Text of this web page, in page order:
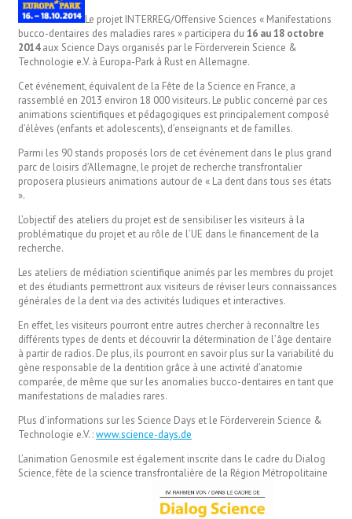
Le projet INTERREG/Offensive Sciences « Manifestations
bucco-dentaires des maladies rares » participera du 16 au 18 octobre
2014aux Science Days organisés par le Förderverein Science &
Technologie e.V. à Europa-Park à Rust en Allemagne.
Cet événement, équivalent de la Fête de la Science en France, a
rassemblé en 2013 environ 18 000 visiteurs. Le public concerné par ces
animations scientifiques et pédagogiques est principalement composé
d’élèves (enfants et adolescents), d’enseignants et de familles.
Parmi les 90 stands proposés lors de cet événement dans le plus grand
parc de loisirs d’Allemagne, le projet de recherche transfrontalier
proposera plusieurs animations autour de « La dent dans tous ses états
».
L’objectif des ateliers du projet est de sensibiliser les visiteurs à la
problématique du projet et au rôle de l’UE dans le financement de la
recherche.
Les ateliers de médiation scientifique animés par les membres du projet
et des étudiants permettront aux visiteurs de réviser leurs connaissances
générales de la dent via des activités ludiques et interactives.
En effet, les visiteurs pourront entre autres chercher à reconnaître les
différents types de dents et découvrir la détermination de l’âge dentaire
à partir de radios. De plus, ils pourront en savoir plus sur la variabilité du
gène responsable de la dentition grâce à une activité d’anatomie
comparée, de même que sur les anomalies bucco-dentaires en tant que
manifestations de maladies rares.
Plus d’informations sur les Science Days et le Förderverein Science &
Technologie e.V. :www.science-days.de
L’animation Genosmile est également inscrite dans le cadre du Dialog
Science, fête de la science transfrontalière de la Région Métropolitaine